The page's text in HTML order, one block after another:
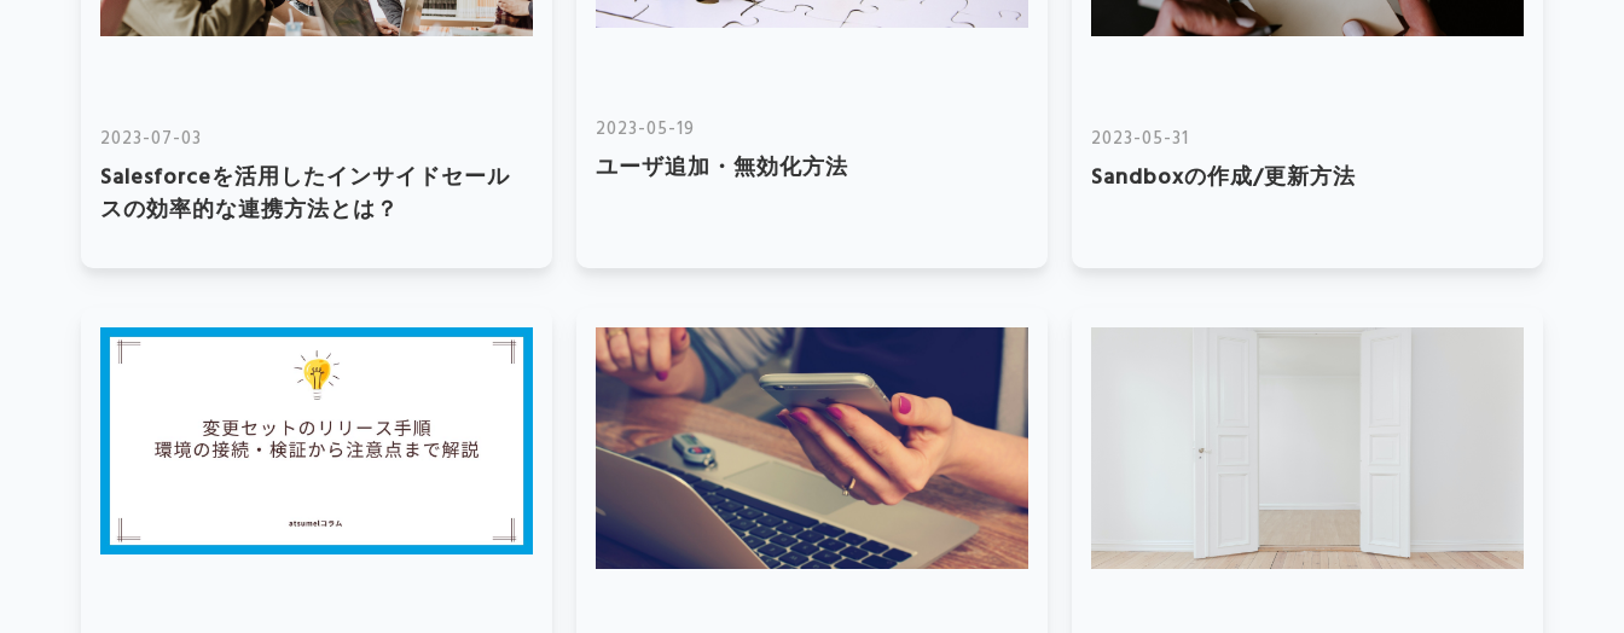
2023-07-03
Salesforceを活用したインサイドセール
スの効率的な連携方法とは？
2023-05-19
ユーザ追加・無効化方法
2023-05-31
Sandboxの作成/更新方法